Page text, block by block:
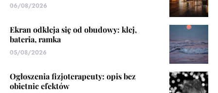
06/08/2026
Ekran odkleja się od obudowy: klej,
bateria, ramka
05/08/2026
Ogłoszenia fizjoterapeuty: opis bez
obietnic efektów